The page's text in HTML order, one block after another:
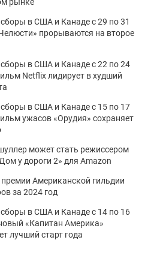
в США и Канаде с 29 по 31
прорываются на второе
в США и Канаде с 22 по 24
Netflix лидирует в худший
в США и Канаде с 15 по 17
ужасов «Орудия» сохраняет
может стать режиссером
у дороги 2» для Amazon
Американской гильдии
за 2024 год
в США и Канаде с 14 по 16
«Капитан Америка»
лучший старт года